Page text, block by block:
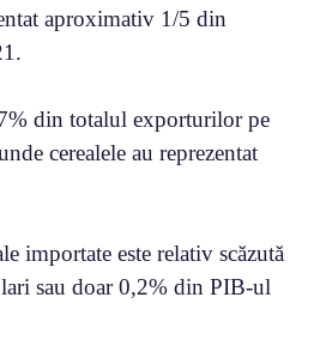
aproximativ 1/5 din
din totalul exporturilor pe
cerealele au reprezentat
importate este relativ scăzută
sau doar 0,2% din PIB-ul